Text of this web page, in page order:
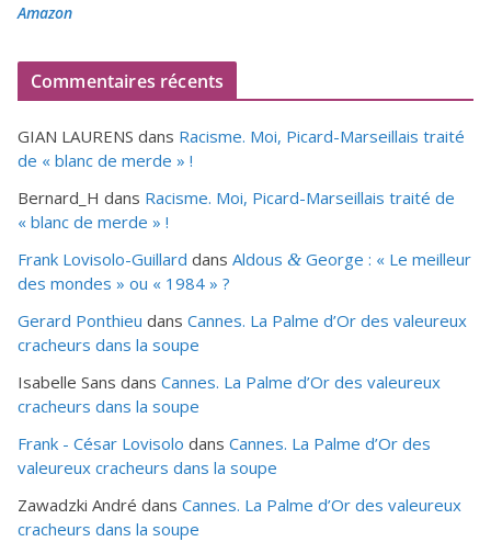
Amazon
Commentaires récents
GIAN LAURENS dans Racisme. Moi, Picard-Marseillais traité
de « blanc de merde » !
Bernard_H dans Racisme. Moi, Picard-Marseillais traité de
« blanc de merde » !
Frank Lovisolo-Guillard dans Aldous & George : « Le meilleur
des mondes » ou « 1984 » ?
Gerard Ponthieu dans Cannes. La Palme d’Or des valeureux
cracheurs dans la soupe
Isabelle Sans dans Cannes. La Palme d’Or des valeureux
cracheurs dans la soupe
Frank - César Lovisolo dans Cannes. La Palme d’Or des
valeureux cracheurs dans la soupe
Zawadzki André dans Cannes. La Palme d’Or des valeureux
cracheurs dans la soupe